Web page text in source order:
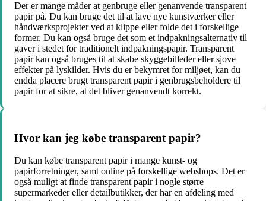
Der er mange måder at genbruge eller genanvende transparent
papir på. Du kan bruge det til at lave nye kunstværker eller
håndværksprojekter ved at klippe eller folde det i forskellige
former. Du kan også bruge det som et indpakningsalternativ til
gaver i stedet for traditionelt indpakningspapir. Transparent
papir kan også bruges til at skabe skyggebilleder eller sjove
effekter på lyskilder. Hvis du er bekymret for miljøet, kan du
endda placere brugt transparent papir i genbrugsbeholdere til
papir for at sikre, at det bliver genanvendt korrekt.
Hvor kan jeg købe transparent papir?
Du kan købe transparent papir i mange kunst- og
papirforretninger, samt online på forskellige webshops. Det er
også muligt at finde transparent papir i nogle større
supermarkeder eller detailbutikker, der har en afdeling med